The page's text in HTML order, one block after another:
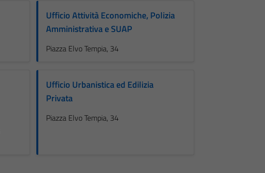
Ufficio Attività Economiche, Polizia
Amministrativa e SUAP
Piazza Elvo Tempia, 34
Ufficio Urbanistica ed Edilizia
Privata
Piazza Elvo Tempia, 34